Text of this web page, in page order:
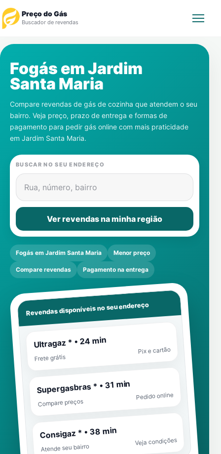
Preço do Gás
Buscador de revendas
Revendedor
Notícias
Cadastre-se
Gás
Contatos
Fogás emJardim
Santa Maria
Compare revendas de gás de cozinha que atendem o seu
bairro. Veja preço, prazo de entrega e formas de
pagamento para pedir gás online com mais praticidade
em Jardim Santa Maria.
BUSCAR NO SEU ENDEREÇO
Rua, número, bairro
Ver revendas na minha região
Fogás em Jardim Santa Maria Menor preço
Compare revendas Pagamento na entrega
Revendas disponíveis no seu endereço
Ultragaz * • 24 min
Frete grátis
Pix e cartão
Supergasbras * • 31 min
Compare preços
Pedido online
Consigaz * • 38 min
Atende seu bairro
Veja condições